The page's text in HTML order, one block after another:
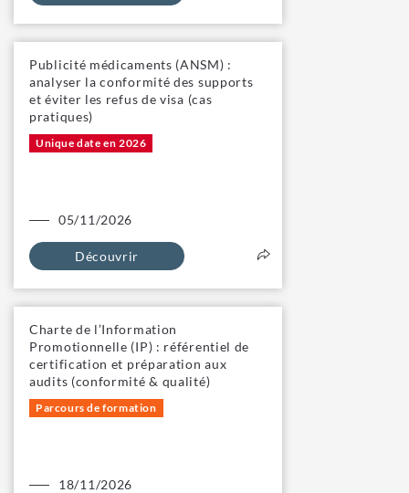
Publicité médicaments (ANSM) :
analyser la conformité des supports
et éviter les refus de visa (cas
pratiques)
Unique date en 2026
05/11/2026
Découvrir
Charte de l’Information
Promotionnelle (IP) : référentiel de
certification et préparation aux
audits (conformité & qualité)
Parcours de formation
18/11/2026